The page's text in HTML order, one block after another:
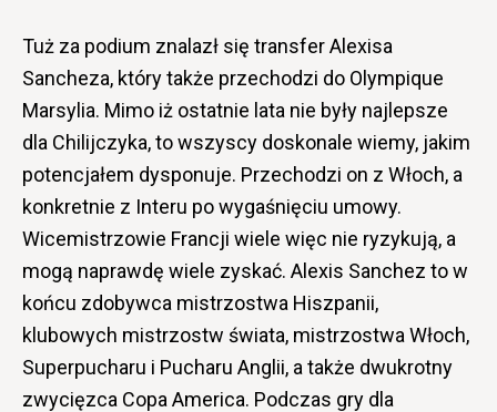
Tuż za podium znalazł się transfer Alexisa
Sancheza, który także przechodzi do Olympique
Marsylia. Mimo iż ostatnie lata nie były najlepsze
dla Chilijczyka, to wszyscy doskonale wiemy, jakim
potencjałem dysponuje. Przechodzi on z Włoch, a
konkretnie z Interu po wygaśnięciu umowy.
Wicemistrzowie Francji wiele więc nie ryzykują, a
mogą naprawdę wiele zyskać. Alexis Sanchez to w
końcu zdobywca mistrzostwa Hiszpanii,
klubowych mistrzostw świata, mistrzostwa Włoch,
Superpucharu i Pucharu Anglii, a także dwukrotny
zwycięzca Copa America. Podczas gry dla